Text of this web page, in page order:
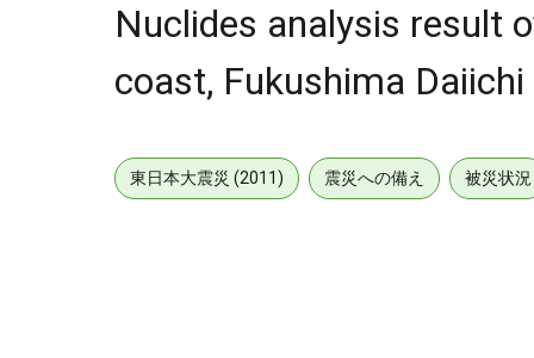
Nuclides analysis result
coast, Fukushima
東日本大震災 (2011) 震災への備え 被災状況